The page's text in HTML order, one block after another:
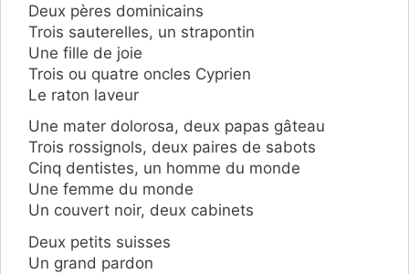
Deux pères dominicains
Trois sauterelles, un strapontin
Une fille de joie
Trois ou quatre oncles Cyprien
Le raton laveur
Une mater dolorosa, deux papas gâteau
Trois rossignols, deux paires de sabots
Cinq dentistes, un homme du monde
Une femme du monde
Un couvert noir, deux cabinets
Deux petits suisses
Un grand pardon